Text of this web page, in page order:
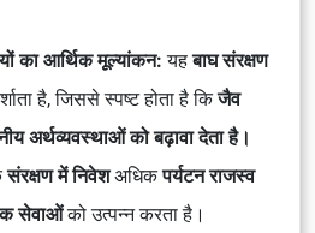
का आर्थिक मूल्यांकन: यहबाघ संरक्षण
है, जिससे स्पष्ट होता है किजैव
अर्थव्यवस्थाओं को बढ़ावा देता है।
संरक्षण में निवेशअधिकपर्यटन राजस्व
सेवाओंको उत्पन्न करता है।